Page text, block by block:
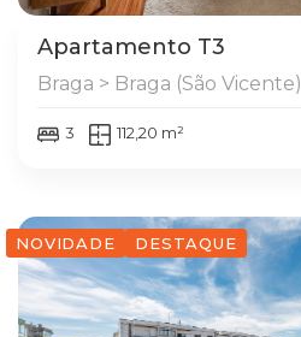
Apartamento T3
Braga > Braga (São Vicente)
3 112,20 m²
NOVIDADE DESTAQUE